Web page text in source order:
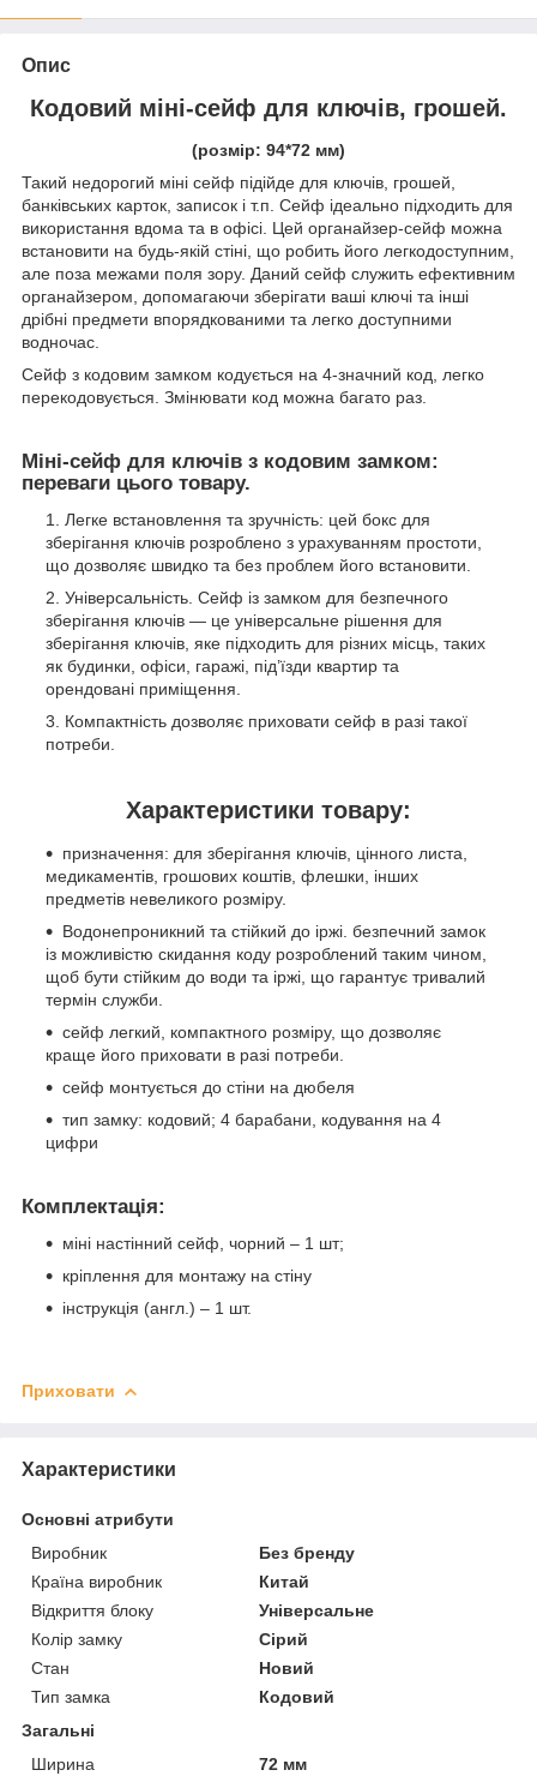
Опис
Кодовий міні-сейф для ключів, грошей.
(розмір: 94*72 мм)
Такий недорогий міні сейф підійде для ключів, грошей,
банківських карток, записок і т.п. Сейф ідеально підходить для
використання вдома та в офісі. Цей органайзер-сейф можна
встановити на будь-якій стіні, що робить його легкодоступним,
але поза межами поля зору. Даний сейф служить ефективним
органайзером, допомагаючи зберігати ваші ключі та інші
дрібні предмети впорядкованими та легко доступними
водночас.
Сейф з кодовим замком кодується на 4-значний код, легко
перекодовується. Змінювати код можна багато раз.
Міні-сейф для ключів з кодовим замком:
переваги цього товару.
Легке встановлення та зручність: цей бокс для
зберігання ключів розроблено з урахуванням простоти,
що дозволяє швидко та без проблем його встановити.
Універсальність. Сейф із замком для безпечного
зберігання ключів — це універсальне рішення для
зберігання ключів, яке підходить для різних місць, таких
як будинки, офіси, гаражі, під’їзди квартир та
орендовані приміщення.
Компактність дозволяє приховати сейф в разі такої
потреби.
Характеристики товару:
призначення: для зберігання ключів, цінного листа,
медикаментів, грошових коштів, флешки, інших
предметів невеликого розміру.
Водонепроникний та стійкий до іржі. безпечний замок
із можливістю скидання коду розроблений таким чином,
щоб бути стійким до води та іржі, що гарантує тривалий
термін служби.
сейф легкий, компактного розміру, що дозволяє
краще його приховати в разі потреби.
сейф монтується до стіни на дюбеля
тип замку: кодовий; 4 барабани, кодування на 4
цифри
Комплектація:
міні настінний сейф, чорний – 1 шт;
кріплення для монтажу на стіну
інструкція (англ.) – 1 шт.
Приховати
Характеристики
Основні атрибути
Виробник
Без бренду
Країна виробник
Китай
Відкриття блоку
Універсальне
Колір замку
Сірий
Стан
Новий
Тип замка
Кодовий
Загальні
Ширина
72 мм